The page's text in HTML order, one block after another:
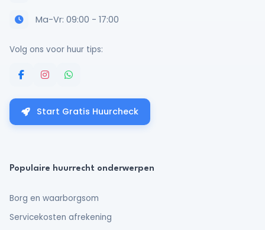
Ma-Vr: 09:00 - 17:00
Volg ons voor huur tips:
Start Gratis Huurcheck
Populaire huurrecht onderwerpen
Borg en waarborgsom
Servicekosten afrekening